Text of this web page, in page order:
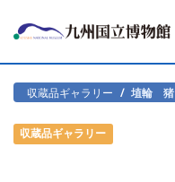
収蔵品ギャラリー 埴輪 猪
収蔵品ギャラリー